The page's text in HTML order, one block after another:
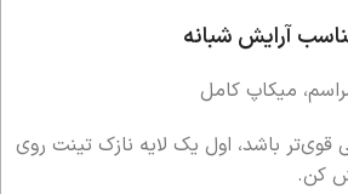
میکاپ کامل
قوی‌تر باشد، اول یک لایه نازک تینت روی
کن.